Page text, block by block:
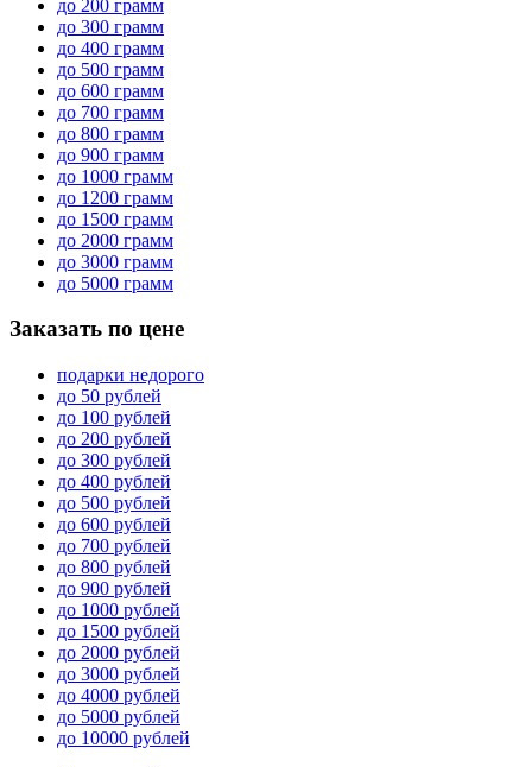
до 200 грамм
до 300 грамм
до 400 грамм
до 500 грамм
до 600 грамм
до 700 грамм
до 800 грамм
до 900 грамм
до 1000 грамм
до 1200 грамм
до 1500 грамм
до 2000 грамм
до 3000 грамм
до 5000 грамм
Заказать по цене
подарки недорого
до 50 рублей
до 100 рублей
до 200 рублей
до 300 рублей
до 400 рублей
до 500 рублей
до 600 рублей
до 700 рублей
до 800 рублей
до 900 рублей
до 1000 рублей
до 1500 рублей
до 2000 рублей
до 3000 рублей
до 4000 рублей
до 5000 рублей
до 10000 рублей